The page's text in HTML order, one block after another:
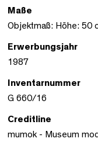
Maße
Objektmaß: Höhe: 50
Erwerbungsjahr
1987
Inventarnummer
G 660/16
Creditline
mumok - Museum